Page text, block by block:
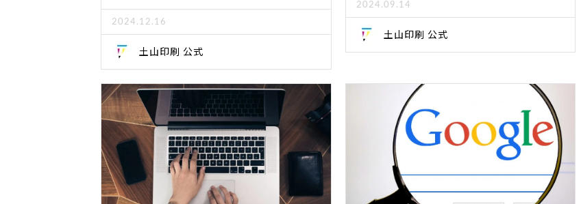
2024.12.16
土山印刷 公式
2024.09.14
土山印刷 公式